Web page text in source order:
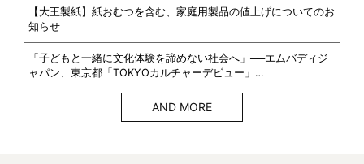
【大王製紙】紙おむつを含む、家庭用製品の値上げについてのお
知らせ
「子どもと一緒に文化体験を諦めない社会へ」──エムバディジ
ャパン、東京都「TOKYOカルチャーデビュー」…
AND MORE